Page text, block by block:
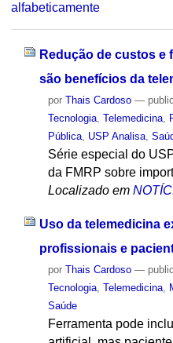
alfabeticamente
Redução de custos e
são benefícios da
por Thais Cardoso —
Tecnologia, Telemedicina,
Pública, USP Analisa,
Série especial do
da FMRP sobre
Localizado em
Uso da telemedicina
profissionais e
por Thais Cardoso —
Tecnologia, Telemedicina,
Saúde
Ferramenta pode